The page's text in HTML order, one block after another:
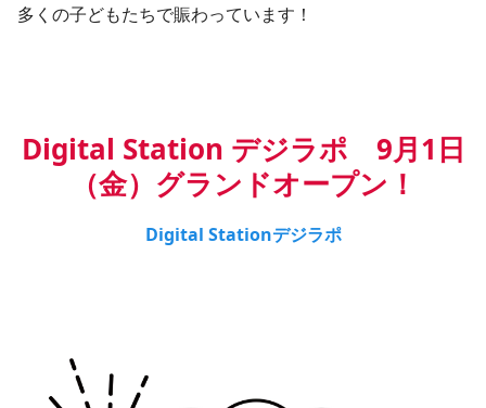
多くの子どもたちで賑わっています！
Digital Station デジラポ　9月1日
（金）グランドオープン！
Digital Stationデジラポ